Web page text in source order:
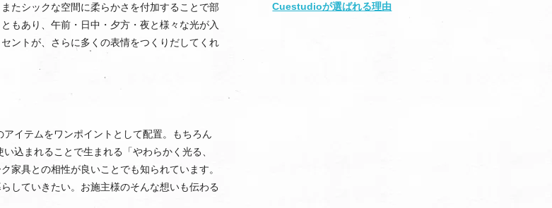
たシックな空間に柔らかさを付加することで​部
もあり、午前・日中・夕方・夜と様々な光が入
ントが、さらに多くの表情をつくりだしてくれ
イテムをワンポイントとして配置。もちろん
込まれることで生まれる「やわらかく光る、
家具との相性が良いことでも知られています。
していきたい。お施主様のそんな想いも伝わる
Cuestudioが選ばれる理由